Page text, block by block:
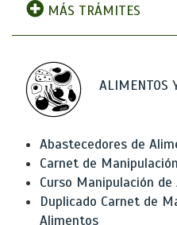
MÁS TRÁMITES
ALIMENTOS
Abastecedores de
Carnet de
Curso Manipulación
Duplicado Carnet de
Alimentos